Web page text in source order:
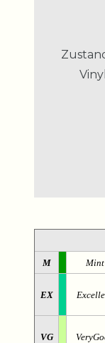
M Mint
EX
VG